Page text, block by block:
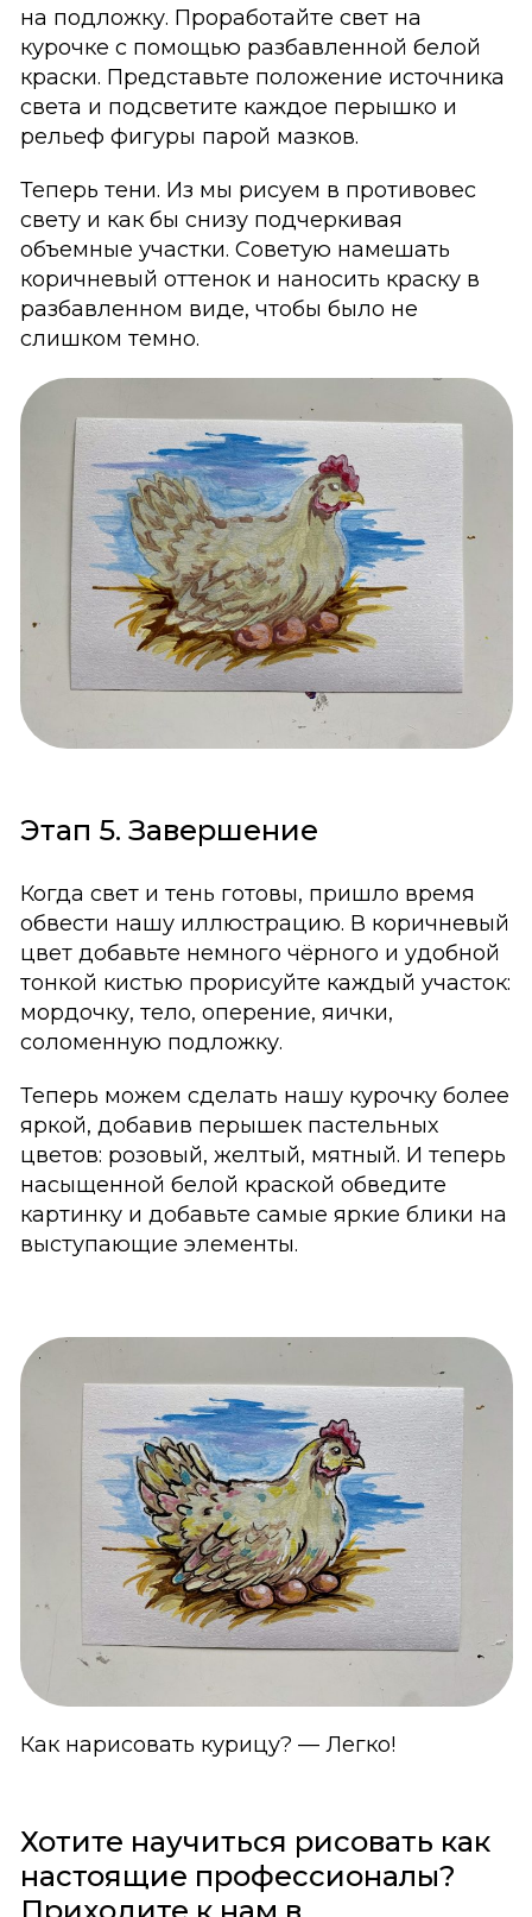
на подложку. Проработайте свет на
курочке с помощью разбавленной белой
краски. Представьте положение источника
света и подсветите каждое перышко и
рельеф фигуры парой мазков.
Теперь тени. Из мы рисуем в противовес
свету и как бы снизу подчеркивая
объемные участки. Советую намешать
коричневый оттенок и наносить краску в
разбавленном виде, чтобы было не
слишком темно.
Этап 5. Завершение
Когда свет и тень готовы, пришло время
обвести нашу иллюстрацию. В коричневый
цвет добавьте немного чёрного и удобной
тонкой кистью прорисуйте каждый участок:
мордочку, тело, оперение, яички,
соломенную подложку.
Теперь можем сделать нашу курочку более
яркой, добавив перышек пастельных
цветов: розовый, желтый, мятный. И теперь
насыщенной белой краской обведите
картинку и добавьте самые яркие блики на
выступающие элементы.
Как нарисовать курицу? — Легко!
Хотите научиться рисовать как
настоящие профессионалы?